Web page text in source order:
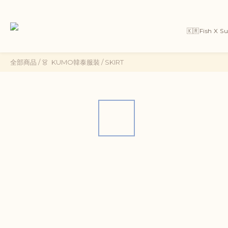
🇰🇷Fish X
全部商品 /👗 ㅤ ㅤKUMO韓泰服裝 /SKIRT